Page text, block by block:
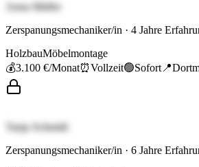
Anna Müller
Zerspanungsmechaniker/in · 4 Jahre
HolzbauMöbelmontage
💰3.100 €/Monat⏰Vollzeit🟢Sofort 📍
Tanja Schmidt
Zerspanungsmechaniker/in · 6 Jahre